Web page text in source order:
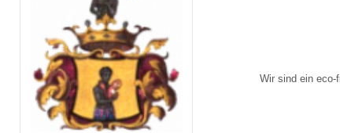
Wir sind ein